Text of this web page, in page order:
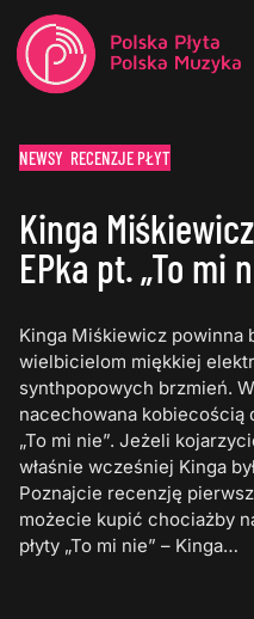
NEWSY RECENZJE PŁYT
Kinga
EPka pt. „To mi
Kinga Miśkiewicz powinna
wielbicielom miękkiej
synthpopowych brzmień.
nacechowana kobiecością
„To mi nie”. Jeżeli
właśnie wcześniej Kinga
Poznajcie recenzję
możecie kupić chociażby
płyty „To mi nie” – Kinga…